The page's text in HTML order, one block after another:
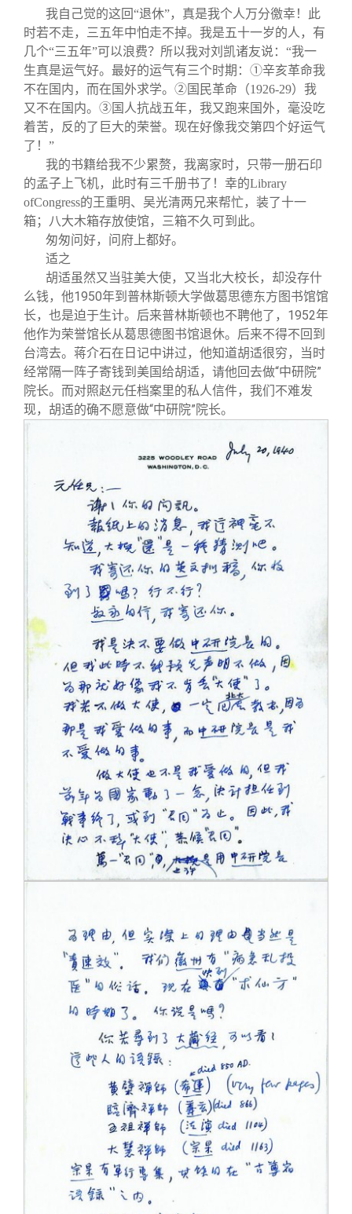
我自己觉的这回“退休”，真是我个人万分徼幸！此
时若不走，三五年中怕走不掉。我是五十一岁的人，有
几个“三五年”可以浪费？所以我对刘凯诸友说：“我一
生真是运气好。最好的运气有三个时期：①辛亥革命我
不在国内，而在国外求学。②国民革命（1926-29）我
又不在国内。③国人抗战五年，我又跑来国外，毫没吃
着苦，反的了巨大的荣誉。现在好像我交第四个好运气
了！”
我的书籍给我不少累赘，我离家时，只带一册石印
的孟子上飞机，此时有三千册书了！幸的Library
ofCongress的王重明、吴光清两兄来帮忙，装了十一
箱；八大木箱存放使馆，三箱不久可到此。
匆匆问好，问府上都好。
适之
胡适虽然又当驻美大使，又当北大校长，却没存什
么钱，他1950年到普林斯顿大学做葛思德东方图书馆馆
长，也是迫于生计。后来普林斯顿也不聘他了，1952年
他作为荣誉馆长从葛思德图书馆退休。后来不得不回到
台湾去。蒋介石在日记中讲过，他知道胡适很穷，当时
经常隔一阵子寄钱到美国给胡适，请他回去做“中研院”
院长。而对照赵元任档案里的私人信件，我们不难发
现，胡适的确不愿意做“中研院”院长。